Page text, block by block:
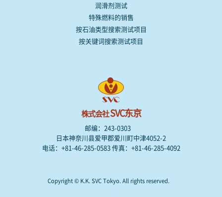
润滑剂测试
特殊燃料的销售
按石油类型搜索测试项目
按关键词搜索测试项目
株式会社SVC东京
邮编：243-0303
日本神奈川县爱甲郡爱川町中津4052-2
电话：+81-46-285-0583 传真：+81-46-285-4092
Copyright © K.K. SVC Tokyo. All rights reserved.